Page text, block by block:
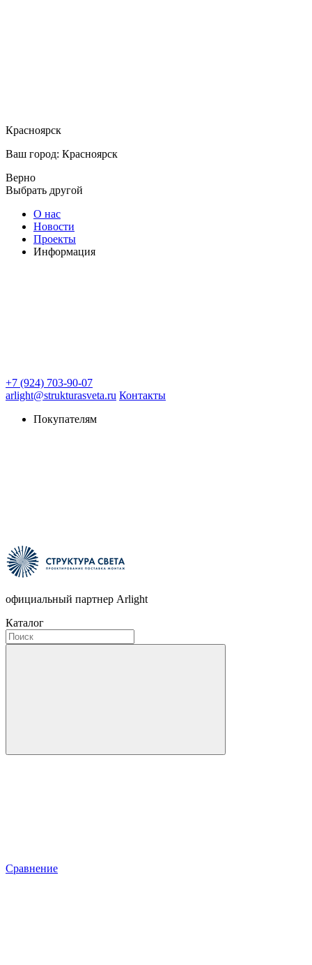
Красноярск
Ваш город: Красноярск
Верно
Выбрать другой
О нас
Новости
Проекты
Информация
+7 (924) 703-90-07
arlight@strukturasveta.ru Контакты
Покупателям
официальный партнер Arlight
Каталог
Сравнение